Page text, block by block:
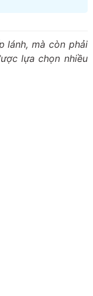
lánh, mà còn phải
lựa chọn nhiều